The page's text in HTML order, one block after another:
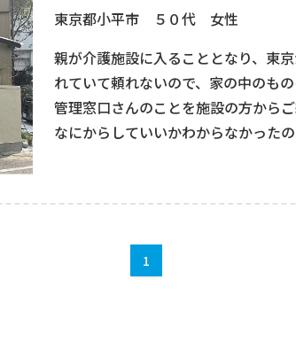
東京都小平市 ５０代 女性
親が介護施設に入ることとなり、東
れていて頼れないので、家の中のも
管理窓口さんのことを施設の方から
なにからしていいかわからなかった
定です。なにからなにまでやってい
1